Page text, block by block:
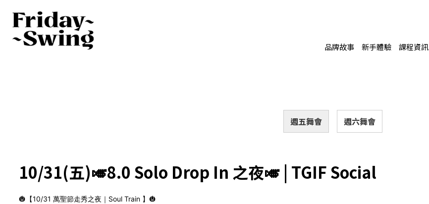
品牌故事 新手體驗 課程資訊
週五舞會 週六舞會
10/31(五)🎺8.0 Solo Drop In 之夜🎺 | TGIF Social
🎃【10/31 萬聖節走秀之夜｜Soul Train 】🎃